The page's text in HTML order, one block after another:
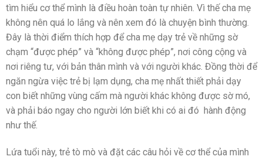
tìm hiểu cơ thể mình là điều hoàn toàn tự nhiên. Vì thế cha mẹ
không nên quá lo lắng và nên xem đó là chuyện bình thường.
Đây là thời điểm thích hợp để cha mẹ dạy trẻ về những sờ
chạm “được phép” và “không được phép”, nơi công cộng và
nơi riêng tư, với bản thân mình và với người khác. Đồng thời để
ngăn ngừa việc trẻ bị lạm dụng, cha mẹ nhất thiết phải dạy
con biết những vùng cấm mà người khác không được sờ mó,
và phải báo ngay cho người lớn biết khi có ai đó hành động
như thế.
Lứa tuổi này, trẻ tò mò và đặt các câu hỏi về cơ thể của mình